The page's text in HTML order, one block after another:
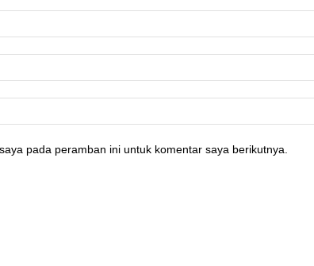
pada peramban ini untuk komentar saya berikutnya.